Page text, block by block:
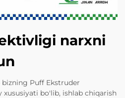
narxni
Puff Ekstruder
xususiyati bo'lib, ishlab chiqarish